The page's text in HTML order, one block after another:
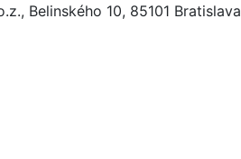
Belinského 10, 85101 Bratislava